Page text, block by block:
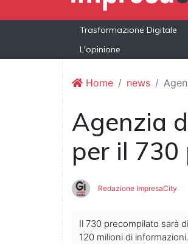
Trasformazione Digitale
L'opinione
Home news
Agenzia
per il
Redazione ImpresaCity
Il 730 precompilato sarà
120 milioni di informazioni.